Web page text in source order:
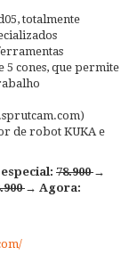
totalmente
5 cones, que permite
de robot KUKA e
78.900→
→ Agora: